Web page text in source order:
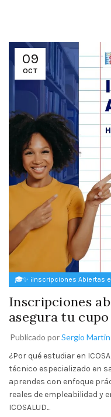
09
OCT
🎓✨ ¡Inscripciones Abiertas
Inscripciones
asegura tu
Publicado porSergio
¿Por qué estudiar en
técnico especializado en
aprendes con enfoque
reales de empleabilidad y
ICOSALUD...